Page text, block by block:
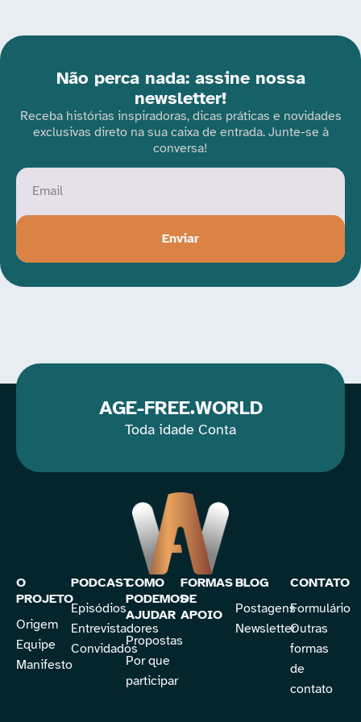
Não perca nada: assine nossa
newsletter!
Receba histórias inspiradoras, dicas práticas e novidades
exclusivas direto na sua caixa de entrada. Junte-se à
conversa!
Enviar
AGE-FREE.WORLD
Toda idade Conta
O
PROJETO
Origem
Equipe
Manifesto
PODCAST
Episódios
Entrevistadores
Convidados
COMO
PODEMOS
AJUDAR
Propostas
Por que
participar
FORMAS
DE
APOIO
BLOG
Postagens
Newsletter
CONTATO
Formulário
Outras
formas
de
contato